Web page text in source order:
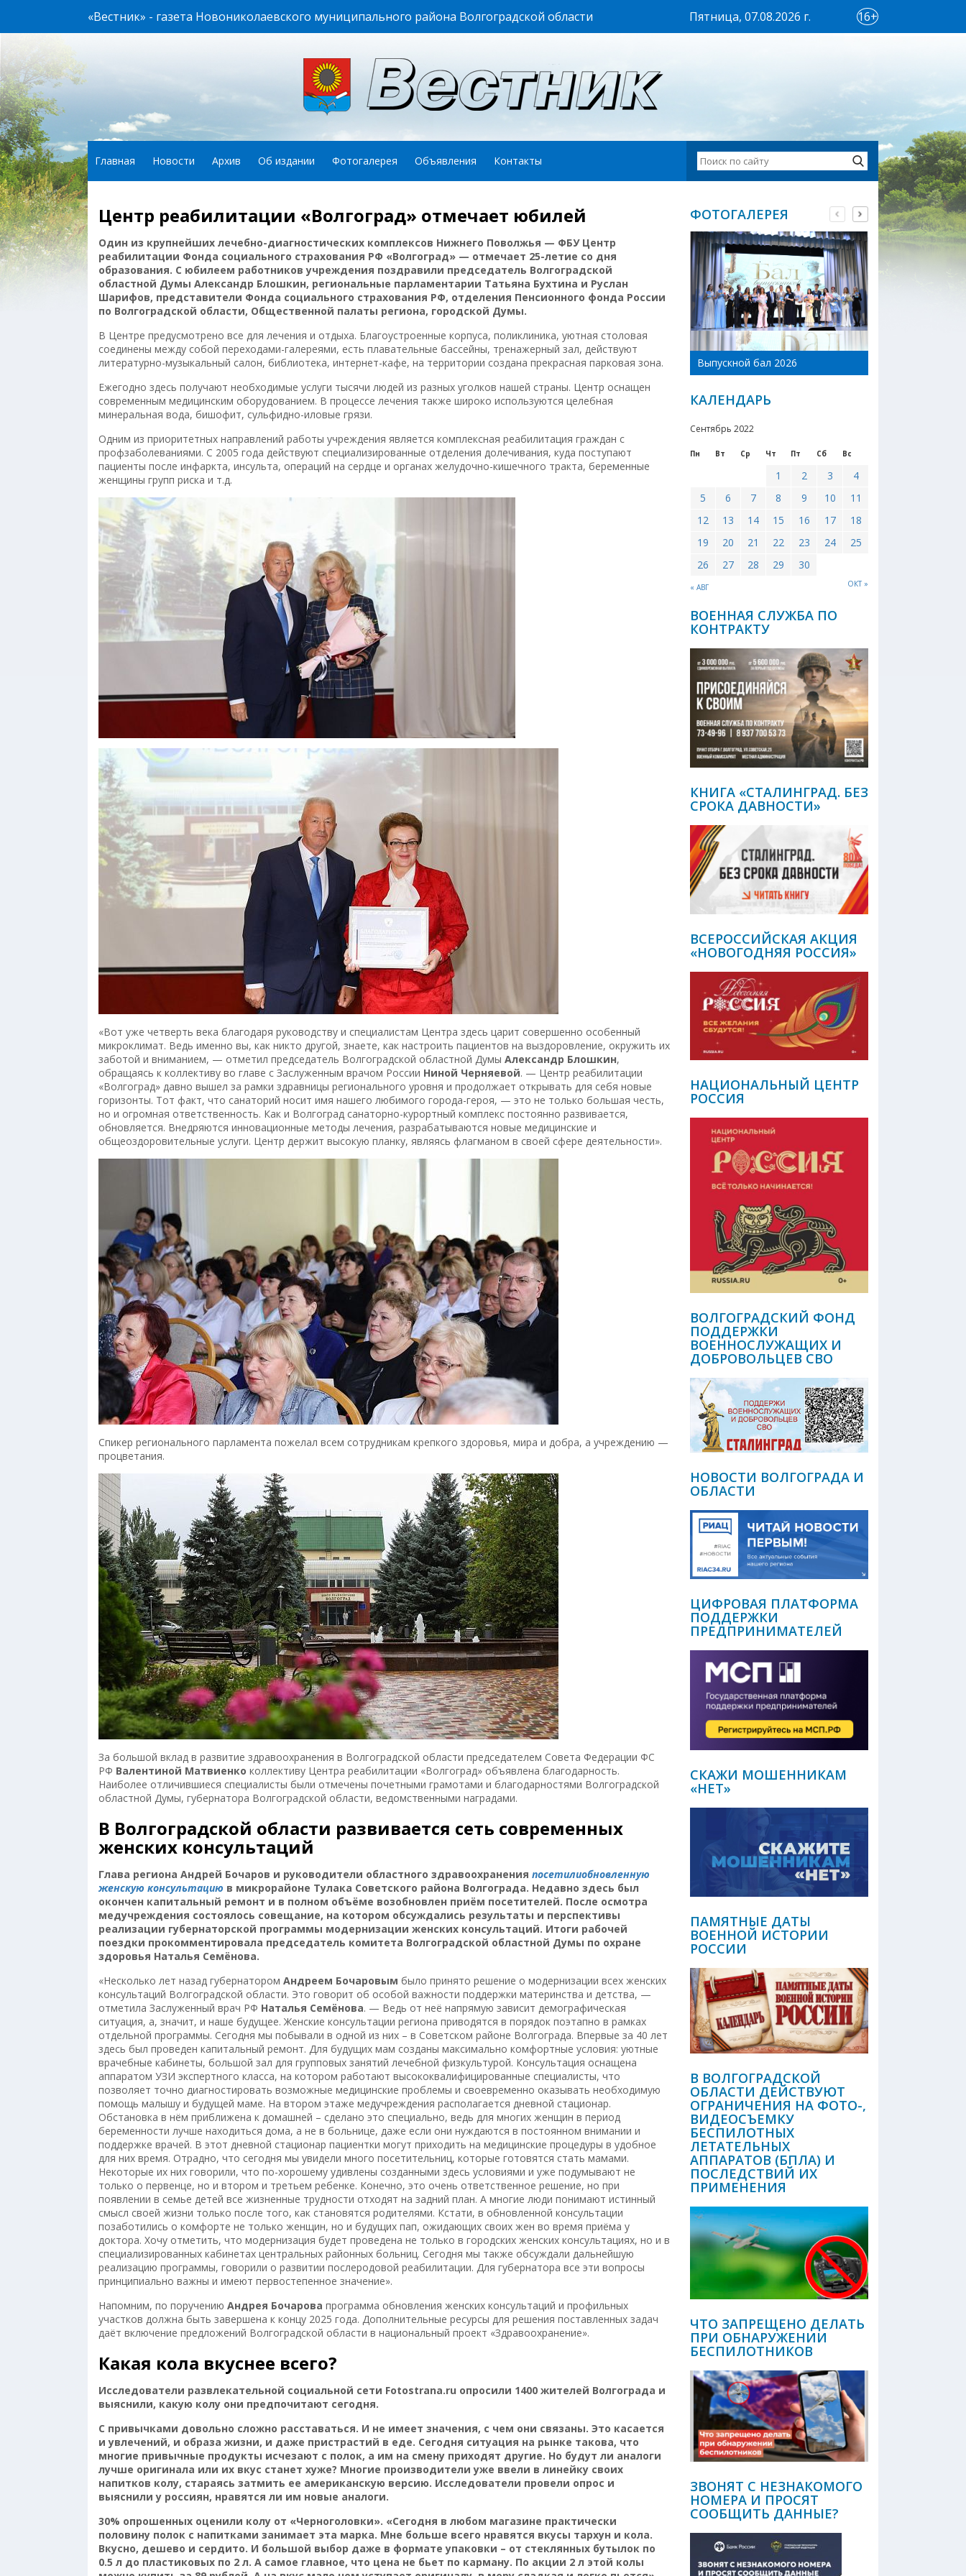
«Вестник» - газета Новониколаевского муниципального района Волгоградской области Пятница, 07.08.2026 г. 16+
Главная Новости Архив Об издании Фотогалерея Объявления Контакты
Центр реабилитации «Волгоград» отмечает юбилей
Один из крупнейших лечебно-диагностических комплексов Нижнего Поволжья — ФБУ Центр
реабилитации Фонда социального страхования РФ «Волгоград» — отмечает 25-летие со дня
образования. С юбилеем работников учреждения поздравили председатель Волгоградской
областной Думы Александр Блошкин, региональные парламентарии Татьяна Бухтина и Руслан
Шарифов, представители Фонда социального страхования РФ, отделения Пенсионного фонда России
по Волгоградской области, Общественной палаты региона, городской Думы.
В Центре предусмотрено все для лечения и отдыха. Благоустроенные корпуса, поликлиника, уютная столовая
соединены между собой переходами-галереями, есть плавательные бассейны, тренажерный зал, действуют
литературно-музыкальный салон, библиотека, интернет-кафе, на территории создана прекрасная парковая зона.
Ежегодно здесь получают необходимые услуги тысячи людей из разных уголков нашей страны. Центр оснащен
современным медицинским оборудованием. В процессе лечения также широко используются целебная
минеральная вода, бишофит, сульфидно-иловые грязи.
Одним из приоритетных направлений работы учреждения является комплексная реабилитация граждан с
профзаболеваниями. С 2005 года действуют специализированные отделения долечивания, куда поступают
пациенты после инфаркта, инсульта, операций на сердце и органах желудочно-кишечного тракта, беременные
женщины групп риска и т.д.
«Вот уже четверть века благодаря руководству и специалистам Центра здесь царит совершенно особенный
микроклимат. Ведь именно вы, как никто другой, знаете, как настроить пациентов на выздоровление, окружить их
заботой и вниманием, — отметил председатель Волгоградской областной Думы Александр Блошкин,
обращаясь к коллективу во главе с Заслуженным врачом России Ниной Черняевой. — Центр реабилитации
«Волгоград» давно вышел за рамки здравницы регионального уровня и продолжает открывать для себя новые
горизонты. Тот факт, что санаторий носит имя нашего любимого города-героя, — это не только большая честь,
но и огромная ответственность. Как и Волгоград санаторно-курортный комплекс постоянно развивается,
обновляется. Внедряются инновационные методы лечения, разрабатываются новые медицинские и
общеоздоровительные услуги. Центр держит высокую планку, являясь флагманом в своей сфере деятельности».
Спикер регионального парламента пожелал всем сотрудникам крепкого здоровья, мира и добра, а учреждению —
процветания.
За большой вклад в развитие здравоохранения в Волгоградской области председателем Совета Федерации ФС
РФ Валентиной Матвиенко коллективу Центра реабилитации «Волгоград» объявлена благодарность.
Наиболее отличившиеся специалисты были отмечены почетными грамотами и благодарностями Волгоградской
областной Думы, губернатора Волгоградской области, ведомственными наградами.
В Волгоградской области развивается сеть современных
женских консультаций
Глава региона Андрей Бочаров и руководители областного здравоохранения посетилиобновленную
женскую консультацию в микрорайоне Тулака Советского района Волгограда. Недавно здесь был
окончен капитальный ремонт и в полном объёме возобновлен приём посетителей. После осмотра
медучреждения состоялось совещание, на котором обсуждались результаты и перспективы
реализации губернаторской программы модернизации женских консультаций. Итоги рабочей
поездки прокомментировала председатель комитета Волгоградской областной Думы по охране
здоровья Наталья Семёнова.
«Несколько лет назад губернатором Андреем Бочаровым было принято решение о модернизации всех женских
консультаций Волгоградской области. Это говорит об особой важности поддержки материнства и детства, —
отметила Заслуженный врач РФ Наталья Семёнова. — Ведь от неё напрямую зависит демографическая
ситуация, а, значит, и наше будущее. Женские консультации региона приводятся в порядок поэтапно в рамках
отдельной программы. Сегодня мы побывали в одной из них – в Советском районе Волгограда. Впервые за 40 лет
здесь был проведен капитальный ремонт. Для будущих мам созданы максимально комфортные условия: уютные
врачебные кабинеты, большой зал для групповых занятий лечебной физкультурой. Консультация оснащена
аппаратом УЗИ экспертного класса, на котором работают высококвалифицированные специалисты, что
позволяет точно диагностировать возможные медицинские проблемы и своевременно оказывать необходимую
помощь малышу и будущей маме. На втором этаже медучреждения располагается дневной стационар.
Обстановка в нём приближена к домашней – сделано это специально, ведь для многих женщин в период
беременности лучше находиться дома, а не в больнице, даже если они нуждаются в постоянном внимании и
поддержке врачей. В этот дневной стационар пациентки могут приходить на медицинские процедуры в удобное
для них время. Отрадно, что сегодня мы увидели много посетительниц, которые готовятся стать мамами.
Некоторые их них говорили, что по-хорошему удивлены созданными здесь условиями и уже подумывают не
только о первенце, но и втором и третьем ребенке. Конечно, это очень ответственное решение, но при
появлении в семье детей все жизненные трудности отходят на задний план. А многие люди понимают истинный
смысл своей жизни только после того, как становятся родителями. Кстати, в обновленной консультации
позаботились о комфорте не только женщин, но и будущих пап, ожидающих своих жен во время приёма у
доктора. Хочу отметить, что модернизация будет проведена не только в городских женских консультациях, но и в
специализированных кабинетах центральных районных больниц. Сегодня мы также обсуждали дальнейшую
реализацию программы, говорили о развитии послеродовой реабилитации. Для губернатора все эти вопросы
принципиально важны и имеют первостепенное значение».
Напомним, по поручению Андрея Бочарова программа обновления женских консультаций и профильных
участков должна быть завершена к концу 2025 года. Дополнительные ресурсы для решения поставленных задач
даёт включение предложений Волгоградской области в национальный проект «Здравоохранение».
Какая кола вкуснее всего?
Исследователи развлекательной социальной сети Fotostrana.ru опросили 1400 жителей Волгограда и
выяснили, какую колу они предпочитают сегодня.
С привычками довольно сложно расставаться. И не имеет значения, с чем они связаны. Это касается
и увлечений, и образа жизни, и даже пристрастий в еде. Сегодня ситуация на рынке такова, что
многие привычные продукты исчезают с полок, а им на смену приходят другие. Но будут ли аналоги
лучше оригинала или их вкус станет хуже? Многие производители уже ввели в линейку своих
напитков колу, стараясь затмить ее американскую версию. Исследователи провели опрос и
выяснили у россиян, нравятся ли им новые аналоги.
30% опрошенных оценили колу от «Черноголовки». «Сегодня в любом магазине практически
половину полок с напитками занимает эта марка. Мне больше всего нравятся вкусы тархун и кола.
Вкусно, дешево и сердито. И большой выбор даже в формате упаковки – от стеклянных бутылок по
0.5 л до пластиковых по 2 л. А самое главное, что цена не бьет по карману. По акции 2 л этой колы
ФОТОГАЛЕРЕЯ
Выпускной бал 2026
КАЛЕНДАРЬ
Сентябрь 2022
Пн Вт Ср Чт Пт Сб Вс
« АВГ ОКТ »
1 2 3
4
5
6 7 8 9 10
11
12
13 14 15 16 17
18
19
20 21 22 23 24
25
26
27 28 29 30
ВОЕННАЯ СЛУЖБА ПО
КОНТРАКТУ
КНИГА «СТАЛИНГРАД. БЕЗ
СРОКА ДАВНОСТИ»
ВСЕРОССИЙСКАЯ АКЦИЯ
«НОВОГОДНЯЯ РОССИЯ»
НАЦИОНАЛЬНЫЙ ЦЕНТР
РОССИЯ
ВОЛГОГРАДСКИЙ ФОНД
ПОДДЕРЖКИ
ВОЕННОСЛУЖАЩИХ И
ДОБРОВОЛЬЦЕВ СВО
НОВОСТИ ВОЛГОГРАДА И
ОБЛАСТИ
ЦИФРОВАЯ ПЛАТФОРМА
ПОДДЕРЖКИ
ПРЕДПРИНИМАТЕЛЕЙ
СКАЖИ МОШЕННИКАМ
«НЕТ»
ПАМЯТНЫЕ ДАТЫ
ВОЕННОЙ ИСТОРИИ
РОССИИ
В ВОЛГОГРАДСКОЙ
ОБЛАСТИ ДЕЙСТВУЮТ
ОГРАНИЧЕНИЯ НА ФОТО-,
ВИДЕОСЪЕМКУ
БЕСПИЛОТНЫХ
ЛЕТАТЕЛЬНЫХ
АППАРАТОВ (БПЛА) И
ПОСЛЕДСТВИЙ ИХ
ПРИМЕНЕНИЯ
ЧТО ЗАПРЕЩЕНО ДЕЛАТЬ
ПРИ ОБНАРУЖЕНИИ
БЕСПИЛОТНИКОВ
ЗВОНЯТ С НЕЗНАКОМОГО
НОМЕРА И ПРОСЯТ
СООБЩИТЬ ДАННЫЕ?